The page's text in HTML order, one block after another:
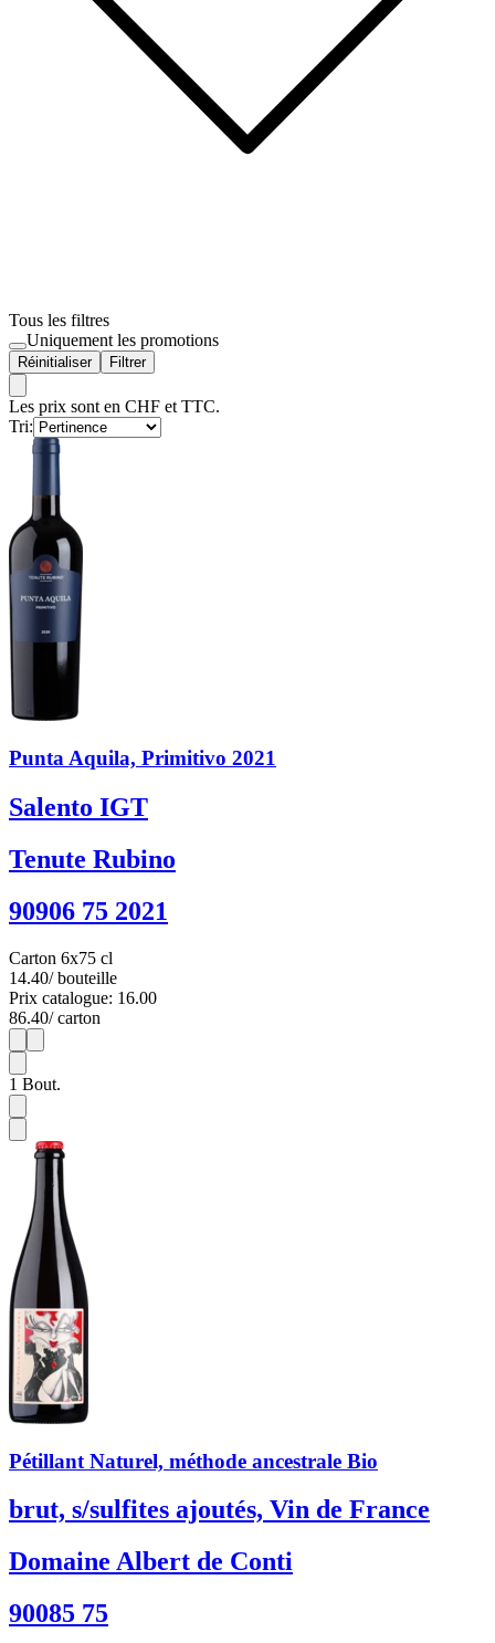
Tous les filtres
Uniquement les promotions
Réinitialiser Filtrer
Les prix sont en CHF et TTC.
Tri:
Punta Aquila, Primitivo 2021
Salento IGT
Tenute Rubino
90906 75 2021
Carton 6x75 cl
14.40/ bouteille
Prix catalogue: 16.00
86.40/ carton
1
1 Bout.
Pétillant Naturel, méthode ancestrale Bio
brut, s/sulfites ajoutés, Vin de France
Domaine Albert de Conti
90085 75